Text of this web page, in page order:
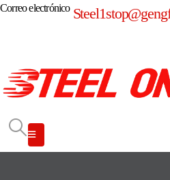
Correo electrónico